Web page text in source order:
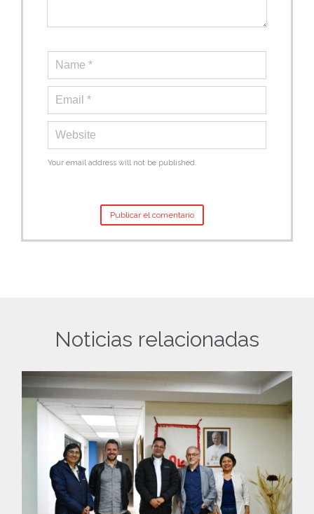
Your email address will not be published.
Noticias relacionadas